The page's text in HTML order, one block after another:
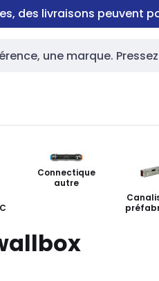
des livraisons
Connectique
autre